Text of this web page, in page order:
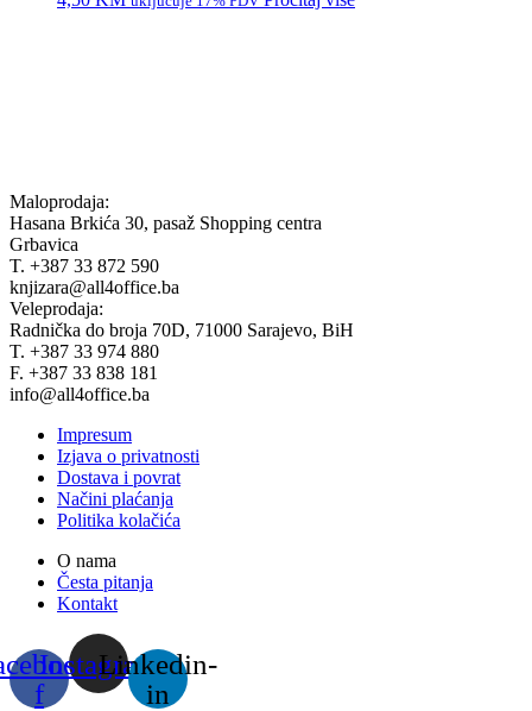
Maloprodaja:
Hasana Brkića 30, pasaž Shopping centra
Grbavica
T. +387 33 872 590
knjizara@all4office.ba
Veleprodaja:
Radnička do broja 70D, 71000 Sarajevo, BiH
T. +387 33 974 880
F. +387 33 838 181
info@all4office.ba
Impresum
Izjava o privatnosti
Dostava i povrat
Načini plaćanja
Politika kolačića
O nama
Česta pitanja
Kontakt
f
InstagramLinkedin-
in